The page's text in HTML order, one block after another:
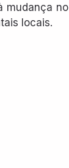
mudança no
locais.